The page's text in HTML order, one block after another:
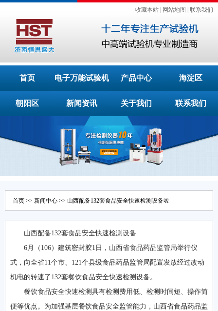
收藏本站 网站地图 联系我们
首页 电子万能试验机 产品中心 海淀区
朝阳区 新闻资讯 关于我们 联系我们
首页 >> 新闻中心 >> 山西配备132套食品安全快速检测设备咗
山西配备132套食品安全快速检测设备
6月（106）建筑密封胶1日，山西省食品药品监管局举行仪
式，向全省11个市、121个县级食品药品监管局配置发放经过改动
机电的转速了132套餐饮食品安全快速检测设备。
餐饮食品安全快速检测具有检测费用低、检测时间短、操作简
便等优点。为加强基层餐饮食品安全监管能力，山西省食品药品监